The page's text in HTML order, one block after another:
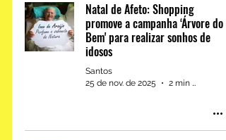
Natal de Afeto: Shopping
promove a campanha ‘Árvore do
Bem' para realizar sonhos de
idosos
Santos
25 de nov. de 2025
2 min de leitura